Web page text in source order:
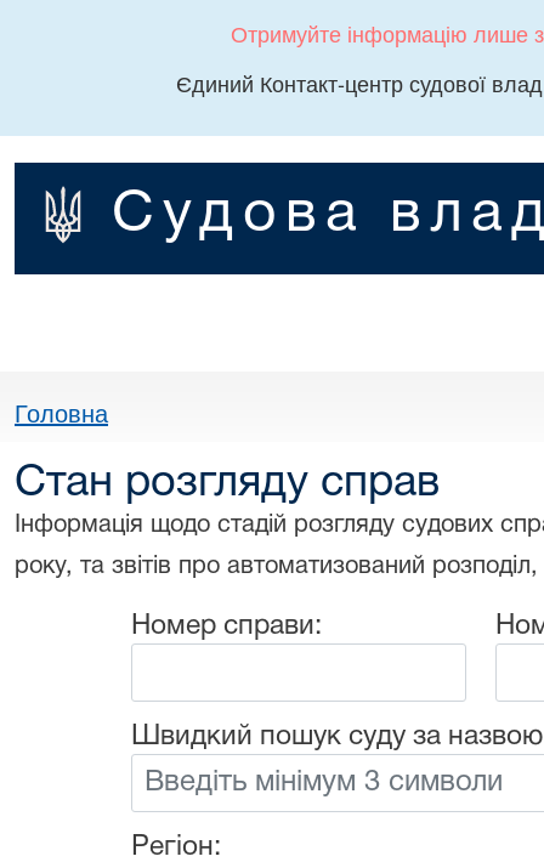
Отримуйте інформацію лише
Єдиний Контакт-центр судової
Судова
Головна
Стан розгляду справ
Інформація щодо стадій розгляду судових
року, та звітів про автоматизований
Номер справи:
Швидкий пошук суду за
Регіон: